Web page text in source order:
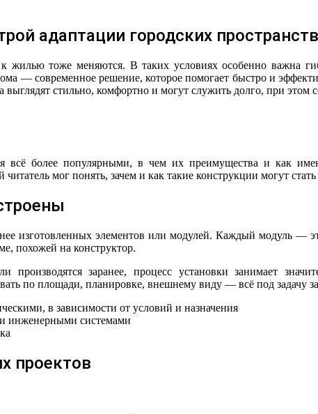
адаптации городских
жилью тоже меняются. В таких условиях особенно важна
— современное решение, которое помогает быстро и
стильно, комфортно и могут служить долго, при этом
всё более популярными, в чем их преимущества и как
мог понять, зачем и как такие конструкции могут
изготовленных элементов или модулей. Каждый модуль —
похожей на конструктор.
производятся заранее, процесс установки занимает
по площади, планировке, внешнему виду — всё под задачу
в зависимости от условий и назначения
инженерными системами
проектов